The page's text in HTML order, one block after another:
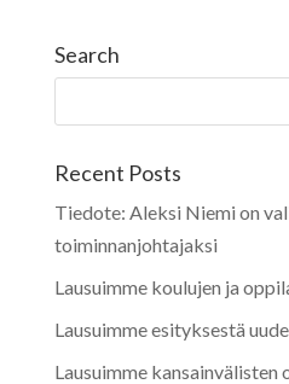
Search
Recent Posts
Tiedote: Aleksi Niemi on
toiminnanjohtajaksi
Lausuimme koulujen ja
Lausuimme esityksestä
Lausuimme kansainvälisten